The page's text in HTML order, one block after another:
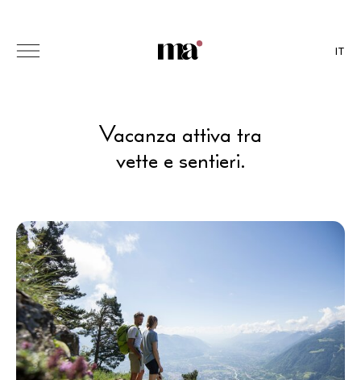
IT
Vacanza attiva tra
vette e sentieri.